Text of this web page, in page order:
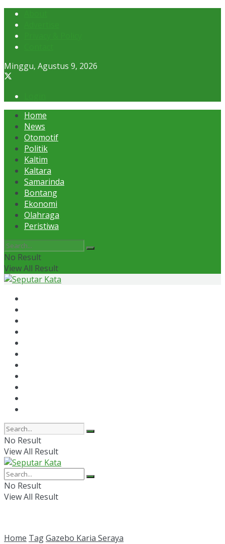
Minggu, Agustus 9, 2026
Home
News
Otomotif
Politik
Kaltim
Kaltara
Samarinda
Bontang
Ekonomi
Olahraga
Peristiwa
No Result
View All Result
No Result
View All Result
No Result
View All Result
Home TagGazebo Karia Seraya